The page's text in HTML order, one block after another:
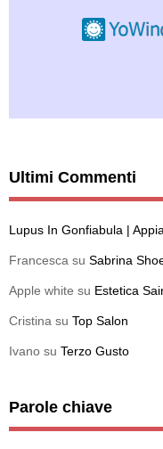
Ultimi Commenti
Lupus In Gonfiabula |
Francesca su Sabrina
Apple white su Estetica
Cristina su Top Salon
Ivano su Terzo Gusto
Parole chiave